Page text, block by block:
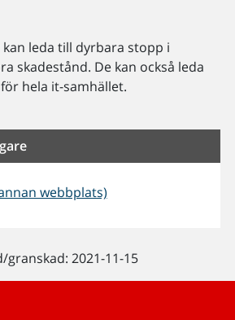
leda till dyrbara stopp i
skadestånd. De kan också leda
hela it-samhället.
webbplats)
2021-11-15